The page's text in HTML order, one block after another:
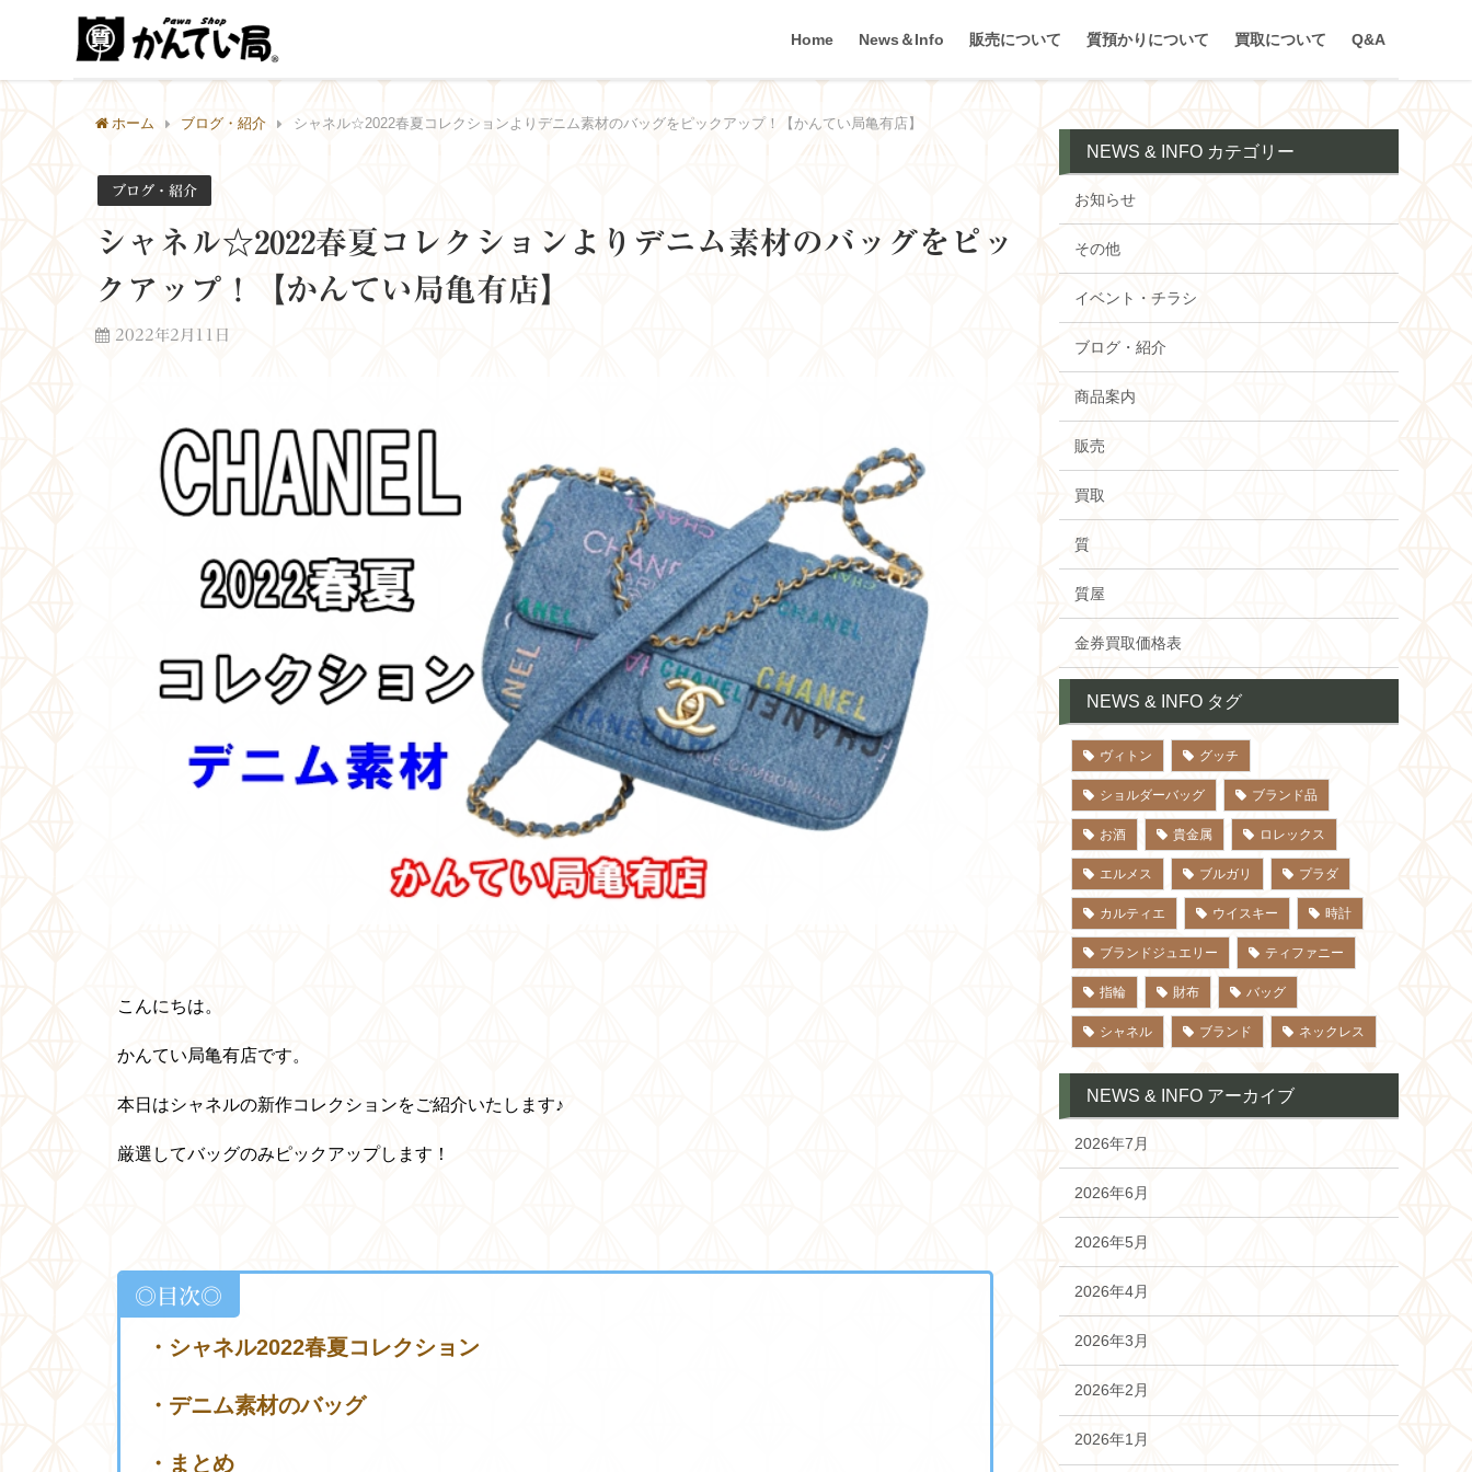
Home News＆Info 販売について 質預かりについて 買取について Q&A
ホーム ブログ・紹介 シャネル☆2022春夏コレクションよりデニム素材のバッグをピックアップ！【かんてい局亀有店】
ブログ・紹介
シャネル☆2022春夏コレクションよりデニム素材のバッグをピッ
クアップ！【かんてい局亀有店】
2022年2月11日
こんにちは。
かんてい局亀有店です。
本日はシャネルの新作コレクションをご紹介いたします♪
厳選してバッグのみピックアップします！
◎目次◎
・シャネル2022春夏コレクション
・デニム素材のバッグ
・まとめ
NEWS & INFO カテゴリー
お知らせ
その他
イベント・チラシ
ブログ・紹介
商品案内
販売
買取
質
質屋
金券買取価格表
NEWS & INFO タグ
ヴィトン グッチ
ショルダーバッグ ブランド品
お酒 貴金属 ロレックス
エルメス ブルガリ プラダ
カルティエ ウイスキー 時計
ブランドジュエリー ティファニー
指輪 財布 バッグ
シャネル ブランド ネックレス
NEWS & INFO アーカイブ
2026年7月
2026年6月
2026年5月
2026年4月
2026年3月
2026年2月
2026年1月